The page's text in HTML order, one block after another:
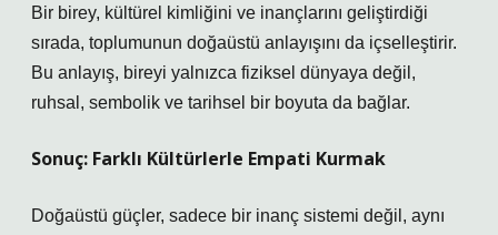
Bir birey, kültürel kimliğini ve inançlarını geliştirdiği
sırada, toplumunun doğaüstü anlayışını da içselleştirir.
Bu anlayış, bireyi yalnızca fiziksel dünyaya değil,
ruhsal, sembolik ve tarihsel bir boyuta da bağlar.
Sonuç: Farklı Kültürlerle Empati Kurmak
Doğaüstü güçler, sadece bir inanç sistemi değil, aynı